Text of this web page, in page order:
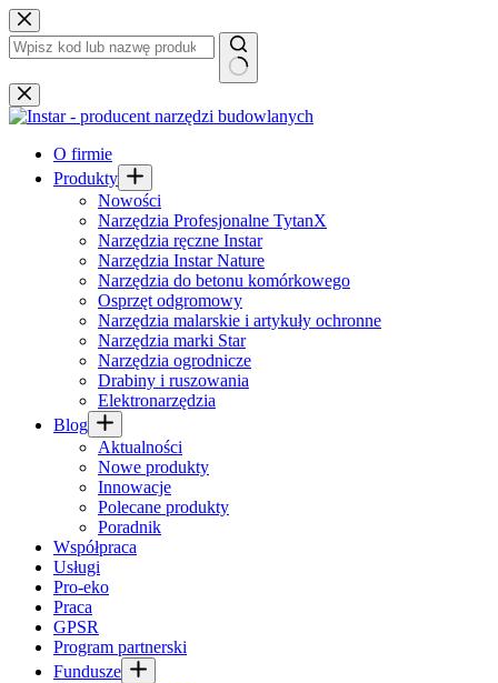
Przejdź
do
treści
Brak
wyników
O firmie
Produkty
Nowości
Narzędzia Profesjonalne TytanX
Narzędzia ręczne Instar
Narzędzia Instar Nature
Narzędzia do betonu komórkowego
Osprzęt odgromowy
Narzędzia malarskie i artykuły ochronne
Narzędzia marki Star
Narzędzia ogrodnicze
Drabiny i ruszowania
Elektronarzędzia
Blog
Aktualności
Nowe produkty
Innowacje
Polecane produkty
Poradnik
Współpraca
Usługi
Pro-eko
Praca
GPSR
Program partnerski
Fundusze